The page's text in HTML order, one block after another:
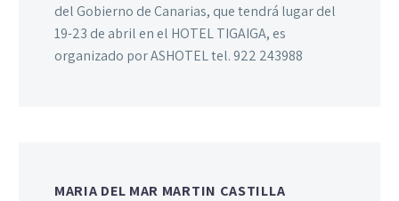
del Gobierno de Canarias, que tendrá lugar del
19-23 de abril en el HOTEL TIGAIGA, es
organizado por ASHOTEL tel. 922 243988
MARIA DEL MAR MARTIN CASTILLA